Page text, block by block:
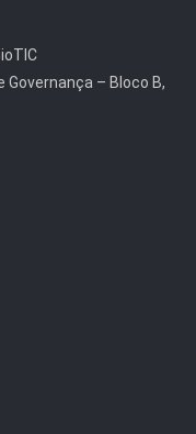
Governança – Bloco B,